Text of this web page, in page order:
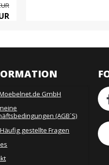
GmbH
(AGB´S)
Häufig gestellte Fragen